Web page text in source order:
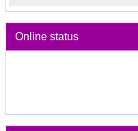
Online status